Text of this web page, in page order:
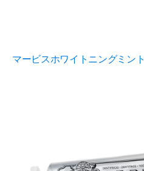
マービスホワイトニングミント